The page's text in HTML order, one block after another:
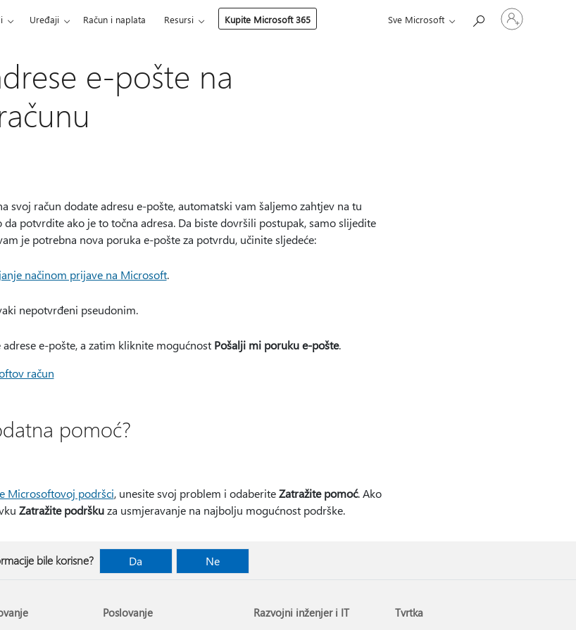
Uređaji Račun i naplata Resursi Kupite Microsoft 365 Sve Microsoft
Prijavite
se
e-pošte na
svoj račun dodate adresu e-pošte, automatski vam šaljemo zahtjev na tu
potvrdite ako je to točna adresa. Da biste dovršili postupak, samo slijedite
je potrebna nova poruka e-pošte za potvrdu, učinite sljedeće:
načinom prijave na Microsoft.
nepotvrđeni pseudonim.
e-pošte, a zatim kliknite mogućnost Pošalji mi poruku e-pošte.
račun
pomoć?
Microsoftovoj podršci, unesite svoj problem i odaberiteZatražite pomoć. Ako
Zatražite podrškuza usmjeravanje na najbolju mogućnost podrške.
bile korisne? Da Ne
Poslovanje Razvojni inženjer i IT Tvrtka